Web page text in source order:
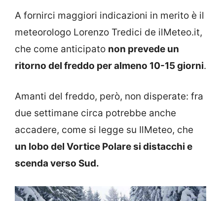
A fornirci maggiori indicazioni in merito è il
meteorologo Lorenzo Tredici de ilMeteo.it,
che come anticipato non prevede un
ritorno del freddo per almeno 10-15 giorni.
Amanti del freddo, però, non disperate: fra
due settimane circa potrebbe anche
accadere, come si legge su IlMeteo, che
un lobo del Vortice Polare si distacchi e
scenda verso Sud.